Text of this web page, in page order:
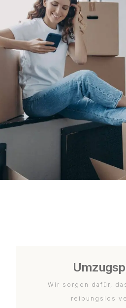
Wir sorgen dafür,
reibungslos